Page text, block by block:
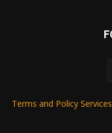
Terms and Policy Services